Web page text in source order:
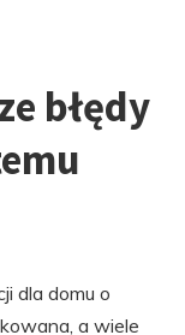
błędy
dla domu o
a wiele